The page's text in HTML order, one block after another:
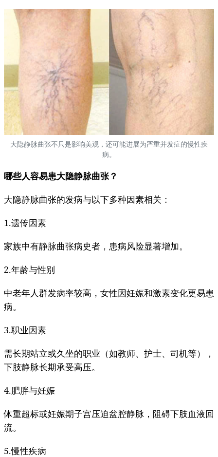
大隐静脉曲张不只是影响美观，还可能进展为严重并发症的慢性疾
病。
哪些人容易患大隐静脉曲张？
大隐静脉曲张的发病与以下多种因素相关：
1.遗传因素
家族中有静脉曲张病史者，患病风险显著增加。
2.年龄与性别
中老年人群发病率较高，女性因妊娠和激素变化更易患
病。
3.职业因素
需长期站立或久坐的职业（如教师、护士、司机等），
下肢静脉长期承受高压。
4.肥胖与妊娠
体重超标或妊娠期子宫压迫盆腔静脉，阻碍下肢血液回
流。
5.慢性疾病